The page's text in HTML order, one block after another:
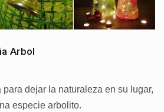
Arbol
dejar la naturaleza en su lugar,
especie arbolito.